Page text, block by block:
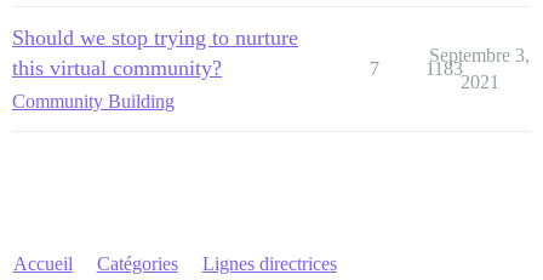
Should we stop trying to nurture
this virtual community?
Community Building
7 1183
Septembre 3,
2021
Accueil Catégories Lignes directrices